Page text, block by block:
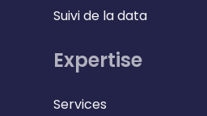
Suivi de la data
Expertise
Services